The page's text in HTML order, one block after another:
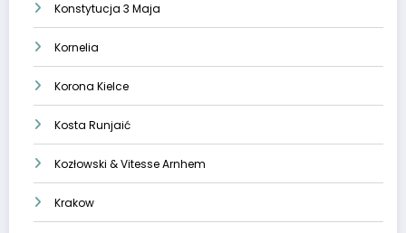
Konstytucja 3 Maja
Kornelia
Korona Kielce
Kosta Runjaić
Kozłowski & Vitesse Arnhem
Krakow